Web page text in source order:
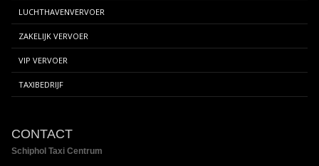
LUCHTHAVENVERVOER
ZAKELIJK VERVOER
VIP VERVOER
TAXIBEDRIJF
CONTACT
Schiphol Taxi Centrum